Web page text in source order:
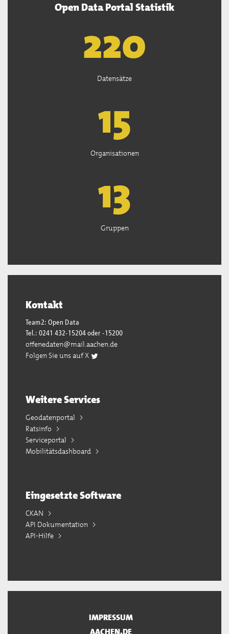
Open Data Portal Statistik
222
Datensätze
15
Organisationen
13
Gruppen
Kontakt
Team2: Open Data
Tel.: 0241 432-15204 oder -15200
offenedaten@mail.aachen.de
Folgen Sie uns auf X
Weitere Services
Geodatenportal
Ratsinfo
Serviceportal
Mobilitätsdashboard
Eingesetzte Software
CKAN
API Dokumentation
API-Hilfe
IMPRESSUM
AACHEN.DE